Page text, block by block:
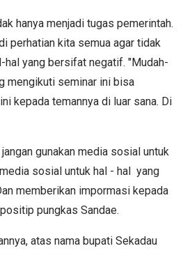
hanya menjadi tugas pemerintah.
perhatian kita semua agar tidak
hal yang bersifat negatif. "Mudah-
mengikuti seminar ini bisa
kepada temannya di luar sana. Di
gunakan media sosial untuk
sosial untuk hal - hal yang
memberikan impormasi kepada
pungkas Sandae.
atas nama bupati Sekadau